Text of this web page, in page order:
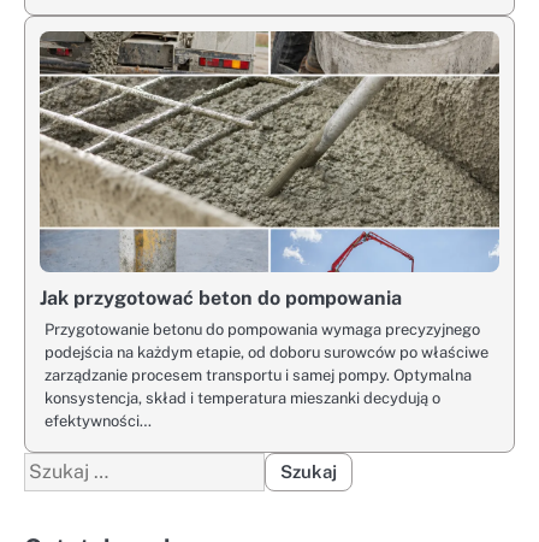
Jak przygotować beton do pompowania
Przygotowanie betonu do pompowania wymaga precyzyjnego
podejścia na każdym etapie, od doboru surowców po właściwe
zarządzanie procesem transportu i samej pompy. Optymalna
konsystencja, skład i temperatura mieszanki decydują o
efektywności…
Szukaj: